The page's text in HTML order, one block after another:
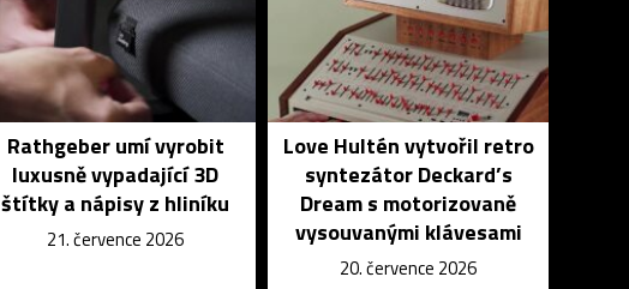
Rathgeber umí vyrobit
luxusně vypadající 3D
štítky a nápisy z hliníku
21. července 2026
Love Hultén vytvořil retro
syntezátor Deckard’s
Dream s motorizovaně
vysouvanými klávesami
20. července 2026